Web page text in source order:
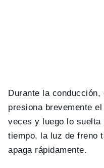
Durante la
presiona brevemente
veces y luego lo suelta
tiempo, la luz de freno
apaga rápidamente.